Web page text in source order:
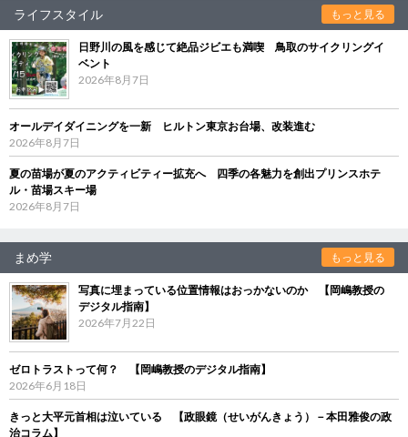
ライフスタイル もっと見る
日野川の風を感じて絶品ジビエも満喫 鳥取のサイクリングイ
ベント
2026年8月7日
オールデイダイニングを一新 ヒルトン東京お台場、改装進む
2026年8月7日
夏の苗場が夏のアクティビティー拡充へ 四季の各魅力を創出プリンスホテ
ル・苗場スキー場
2026年8月7日
まめ学 もっと見る
写真に埋まっている位置情報はおっかないのか 【岡嶋教授の
デジタル指南】
2026年7月22日
ゼロトラストって何？ 【岡嶋教授のデジタル指南】
2026年6月18日
きっと大平元首相は泣いている 【政眼鏡（せいがんきょう）－本田雅俊の政
治コラム】